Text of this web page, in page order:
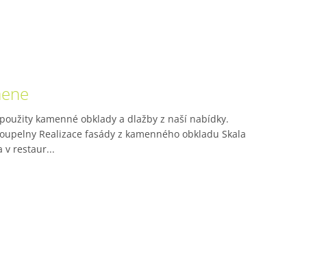
kamenné obklady a dlažby z naší nabídky.
Realizace fasády z kamenného obkladu Skala
v restaur...